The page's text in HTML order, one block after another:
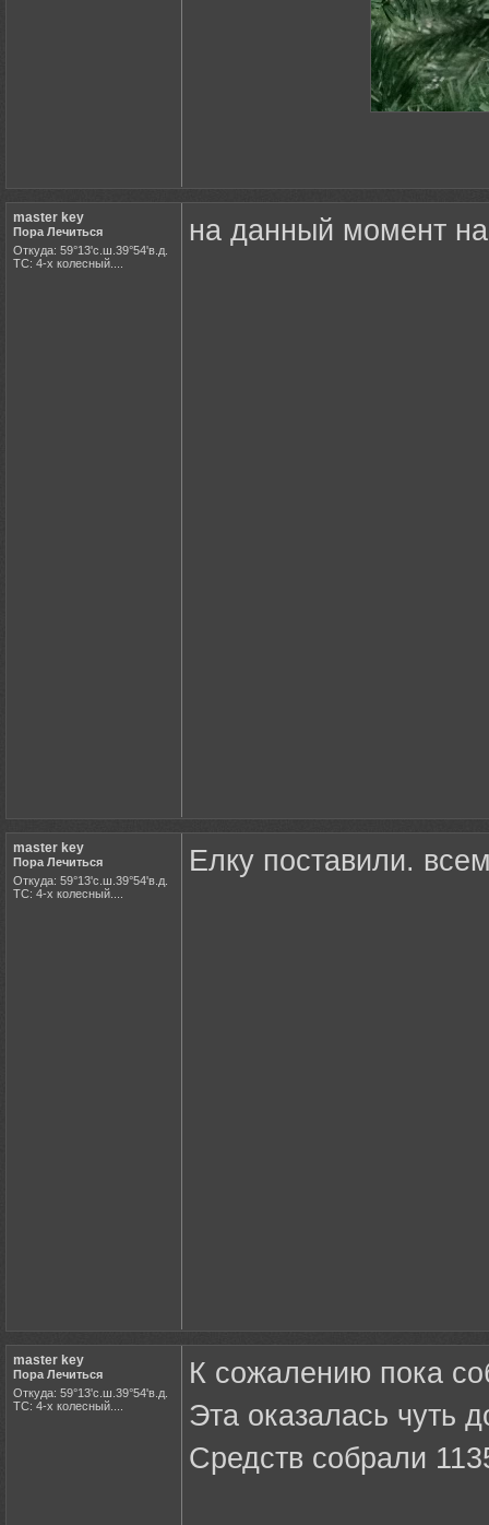
master key
Пора Лечиться
Откуда: 59°13'с.ш.39°54'в.д.
ТС: 4-х колесный....
на данный момент
master key
Пора Лечиться
Откуда: 59°13'с.ш.39°54'в.д.
ТС: 4-х колесный....
Елку поставили.
master key
Пора Лечиться
Откуда: 59°13'с.ш.39°54'в.д.
ТС: 4-х колесный....
К сожалению пока
Эта оказалась чуть
Средств собрали